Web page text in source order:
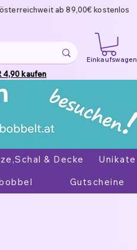
ab 89,00€ kostenlos
Einkaufswagen
4,90 kaufen
& Decke
Unikate
Gutscheine